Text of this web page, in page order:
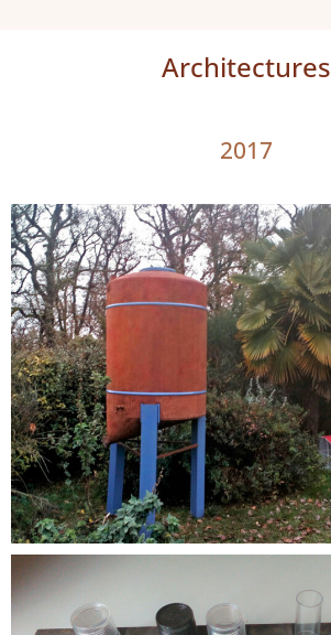
Architectures
2017